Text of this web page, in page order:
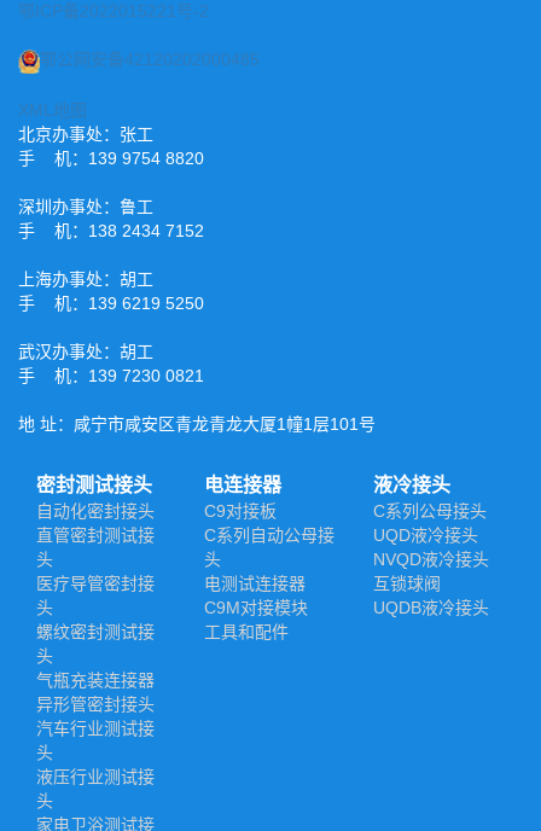
鄂ICP备2022015221号-2
鄂公网安备42120202000485
XML地图
北京办事处：张工
手 机：139 9754 8820
深圳办事处：鲁工
手 机：138 2434 7152
上海办事处：胡工
手 机：139 6219 5250
武汉办事处：胡工
手 机：139 7230 0821
地 址：咸宁市咸安区青龙青龙大厦1幢1层101号
密封测试接头
自动化密封接头
直管密封测试接
头
医疗导管密封接
头
螺纹密封测试接
头
气瓶充装连接器
异形管密封接头
汽车行业测试接
头
液压行业测试接
头
家电卫浴测试接
电连接器
C9对接板
C系列自动公母接
头
电测试连接器
C9M对接模块
工具和配件
液冷接头
C系列公母接头
UQD液冷接头
NVQD液冷接头
互锁球阀
UQDB液冷接头